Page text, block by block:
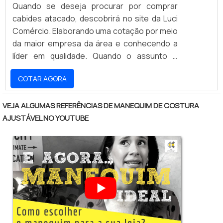
Quando se deseja procurar por comprar
cabides atacado, descobrirá no site da Luci
Comércio. Elaborando uma cotação por meio
da maior empresa da área e conhecendo a
líder em qualidade. Quando o assunto é
comprar cabides atacado, com os melhores
profissionais da Luci Comércio obterá
excelente custo-benefício com pagamento
acessível.MAIS INFORMAÇÕES SOBRE
COMPRAR CABIDES ATACADOExistem
conhecimento e autoridade em uma área de
atuação. A Luci Comércio canaliza seus
recursos em criar para cada cliente uma
estrutura com: Escritório de alta qualidade
onde são realizadas as atividades; Estrutura
suficiente para atender todas as demandas;
Amplo catálogo de produtos. Ainda focando
COTAR AGORA
VEJA ALGUMAS REFERÊNCIAS DE MANEQUIM DE COSTURA
AJUSTÁVEL NO YOUTUBE